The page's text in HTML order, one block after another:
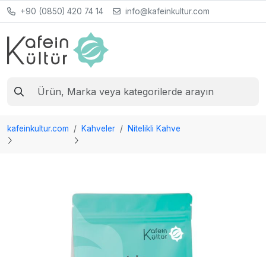
+90 (0850) 420 74 14 info@kafeinkultur.com
kafeinkultur.com Kahveler Nitelikli Kahve